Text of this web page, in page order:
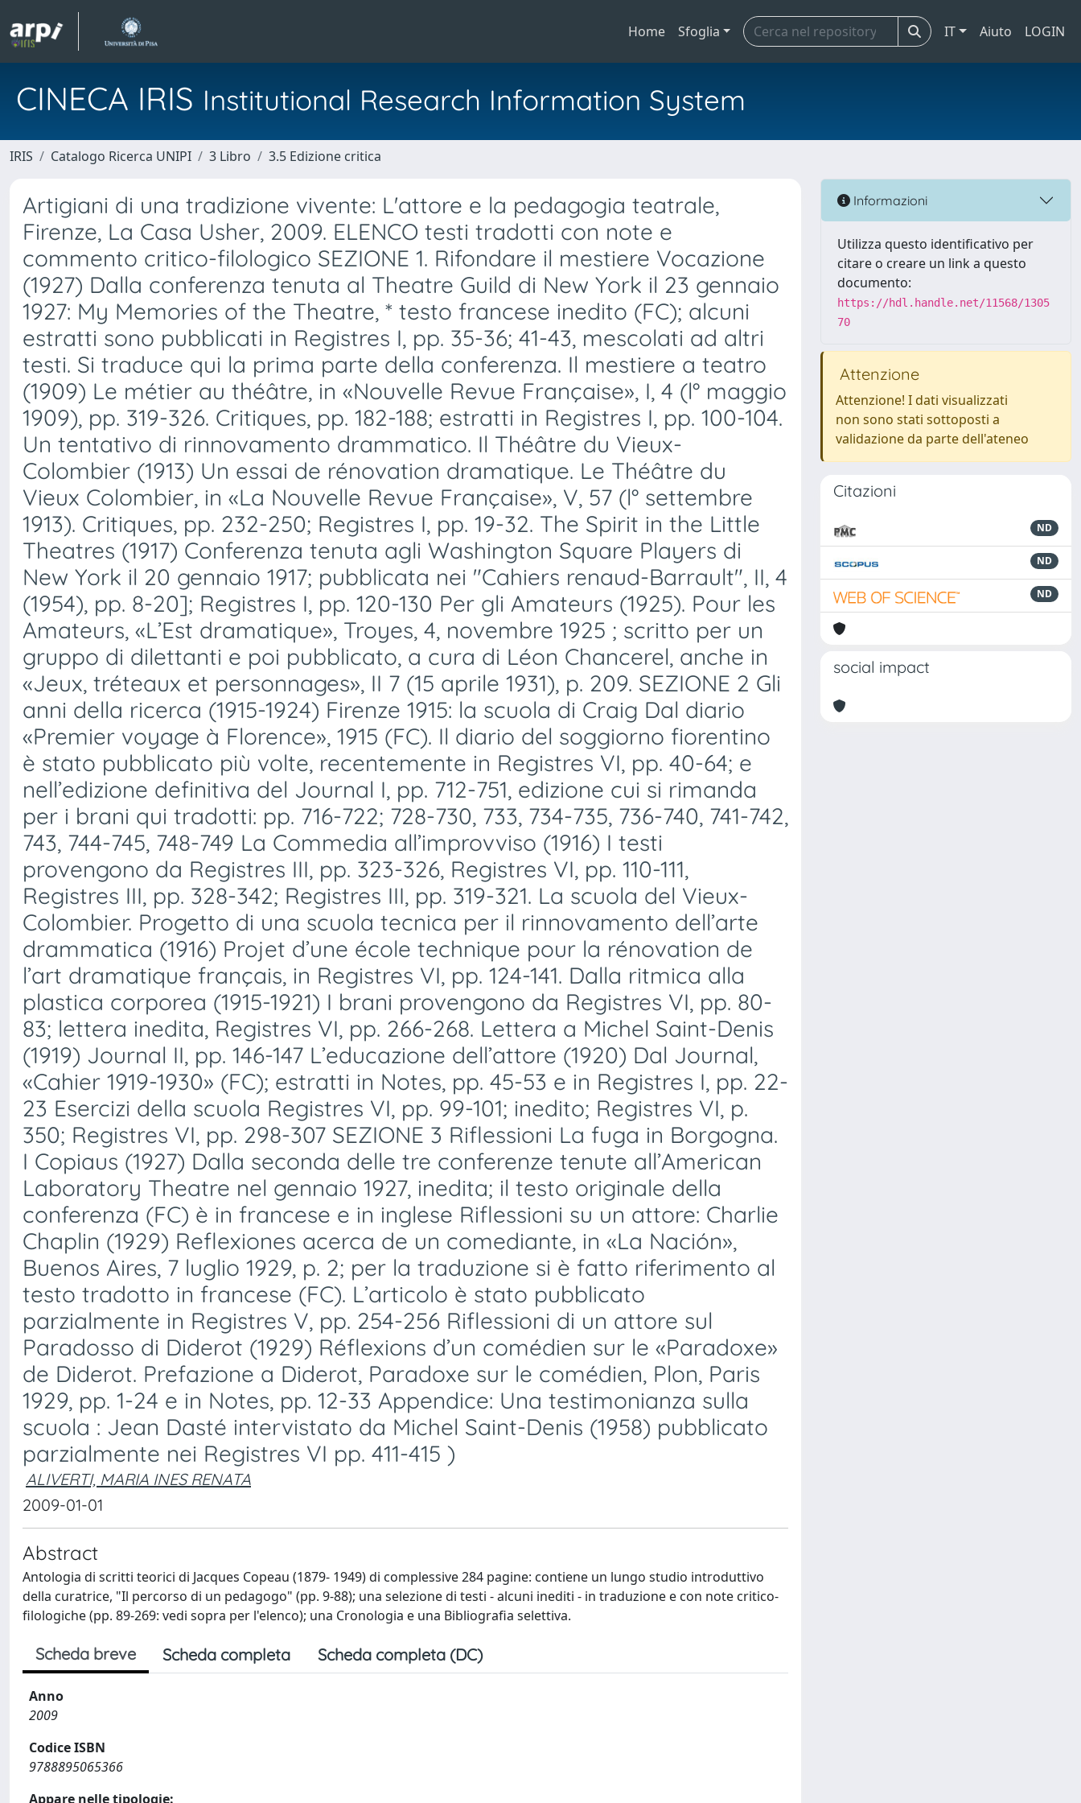
Home Sfoglia IT Aiuto LOGIN
CINECA IRIS Institutional Research Information System
IRIS Catalogo Ricerca UNIPI 3 Libro 3.5 Edizione critica
Artigiani di una tradizione vivente: L'attore e la pedagogia teatrale,
Firenze, La Casa Usher, 2009. ELENCO testi tradotti con note e
commento critico-filologico SEZIONE 1. Rifondare il mestiere Vocazione
(1927) Dalla conferenza tenuta al Theatre Guild di New York il 23 gennaio
1927: My Memories of the Theatre, * testo francese inedito (FC); alcuni
estratti sono pubblicati in Registres I, pp. 35-36; 41-43, mescolati ad altri
testi. Si traduce qui la prima parte della conferenza. Il mestiere a teatro
(1909) Le métier au théâtre, in «Nouvelle Revue Française», I, 4 (l° maggio
1909), pp. 319-326. Critiques, pp. 182-188; estratti in Registres I, pp. 100-104.
Un tentativo di rinnovamento drammatico. Il Théâtre du Vieux-
Colombier (1913) Un essai de rénovation dramatique. Le Théâtre du
Vieux Colombier, in «La Nouvelle Revue Française», V, 57 (l° settembre
1913). Critiques, pp. 232-250; Registres I, pp. 19-32. The Spirit in the Little
Theatres (1917) Conferenza tenuta agli Washington Square Players di
New York il 20 gennaio 1917; pubblicata nei "Cahiers renaud-Barrault", II, 4
(1954), pp. 8-20]; Registres I, pp. 120-130 Per gli Amateurs (1925). Pour les
Amateurs, «L’Est dramatique», Troyes, 4, novembre 1925 ; scritto per un
gruppo di dilettanti e poi pubblicato, a cura di Léon Chancerel, anche in
«Jeux, tréteaux et personnages», II 7 (15 aprile 1931), p. 209. SEZIONE 2 Gli
anni della ricerca (1915-1924) Firenze 1915: la scuola di Craig Dal diario
«Premier voyage à Florence», 1915 (FC). Il diario del soggiorno fiorentino
è stato pubblicato più volte, recentemente in Registres VI, pp. 40-64; e
nell’edizione definitiva del Journal I, pp. 712-751, edizione cui si rimanda
per i brani qui tradotti: pp. 716-722; 728-730, 733, 734-735, 736-740, 741-742,
743, 744-745, 748-749 La Commedia all’improvviso (1916) I testi
provengono da Registres III, pp. 323-326, Registres VI, pp. 110-111,
Registres III, pp. 328-342; Registres III, pp. 319-321. La scuola del Vieux-
Colombier. Progetto di una scuola tecnica per il rinnovamento dell’arte
drammatica (1916) Projet d’une école technique pour la rénovation de
l’art dramatique français, in Registres VI, pp. 124-141. Dalla ritmica alla
plastica corporea (1915-1921) I brani provengono da Registres VI, pp. 80-
83; lettera inedita, Registres VI, pp. 266-268. Lettera a Michel Saint-Denis
(1919) Journal II, pp. 146-147 L’educazione dell’attore (1920) Dal Journal,
«Cahier 1919-1930» (FC); estratti in Notes, pp. 45-53 e in Registres I, pp. 22-
23 Esercizi della scuola Registres VI, pp. 99-101; inedito; Registres VI, p.
350; Registres VI, pp. 298-307 SEZIONE 3 Riflessioni La fuga in Borgogna.
I Copiaus (1927) Dalla seconda delle tre conferenze tenute all’American
Laboratory Theatre nel gennaio 1927, inedita; il testo originale della
conferenza (FC) è in francese e in inglese Riflessioni su un attore: Charlie
Chaplin (1929) Reflexiones acerca de un comediante, in «La Nación»,
Buenos Aires, 7 luglio 1929, p. 2; per la traduzione si è fatto riferimento al
testo tradotto in francese (FC). L’articolo è stato pubblicato
parzialmente in Registres V, pp. 254-256 Riflessioni di un attore sul
Paradosso di Diderot (1929) Réflexions d’un comédien sur le «Paradoxe»
de Diderot. Prefazione a Diderot, Paradoxe sur le comédien, Plon, Paris
1929, pp. 1-24 e in Notes, pp. 12-33 Appendice: Una testimonianza sulla
scuola : Jean Dasté intervistato da Michel Saint-Denis (1958) pubblicato
parzialmente nei Registres VI pp. 411-415 )
ALIVERTI, MARIA INES RENATA
2009-01-01
Abstract
Antologia di scritti teorici di Jacques Copeau (1879- 1949) di complessive 284 pagine: contiene un lungo studio introduttivo
della curatrice, "Il percorso di un pedagogo" (pp. 9-88); una selezione di testi - alcuni inediti - in traduzione e con note critico-
filologiche (pp. 89-269: vedi sopra per l'elenco); una Cronologia e una Bibliografia selettiva.
Scheda breve Scheda completa Scheda completa (DC)
Anno
2009
Codice ISBN
9788895065366
Appare nelle tipologie:
Informazioni
Utilizza questo identificativo per
citare o creare un link a questo
documento:
https://hdl.handle.net/11568/1305
70
Attenzione
Attenzione! I dati visualizzati
non sono stati sottoposti a
validazione da parte dell'ateneo
Citazioni
ND
ND
ND
social impact